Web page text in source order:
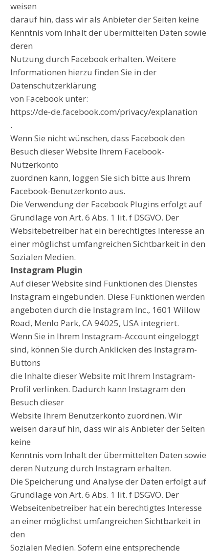
weisen
darauf hin, dass wir als Anbieter der Seiten keine
Kenntnis vom Inhalt der übermittelten Daten sowie
deren
Nutzung durch Facebook erhalten. Weitere
Informationen hierzu finden Sie in der
Datenschutzerklärung
von Facebook unter:
https://de-de.facebook.com/privacy/explanation
.
Wenn Sie nicht wünschen, dass Facebook den
Besuch dieser Website Ihrem Facebook-
Nutzerkonto
zuordnen kann, loggen Sie sich bitte aus Ihrem
Facebook-Benutzerkonto aus.
Die Verwendung der Facebook Plugins erfolgt auf
Grundlage von Art. 6 Abs. 1 lit. f DSGVO. Der
Websitebetreiber hat ein berechtigtes Interesse an
einer möglichst umfangreichen Sichtbarkeit in den
Sozialen Medien.
Instagram Plugin
Auf dieser Website sind Funktionen des Dienstes
Instagram eingebunden. Diese Funktionen werden
angeboten durch die Instagram Inc., 1601 Willow
Road, Menlo Park, CA 94025, USA integriert.
Wenn Sie in Ihrem Instagram-Account eingeloggt
sind, können Sie durch Anklicken des Instagram-
Buttons
die Inhalte dieser Website mit Ihrem Instagram-
Profil verlinken. Dadurch kann Instagram den
Besuch dieser
Website Ihrem Benutzerkonto zuordnen. Wir
weisen darauf hin, dass wir als Anbieter der Seiten
keine
Kenntnis vom Inhalt der übermittelten Daten sowie
deren Nutzung durch Instagram erhalten.
Die Speicherung und Analyse der Daten erfolgt auf
Grundlage von Art. 6 Abs. 1 lit. f DSGVO. Der
Webseitenbetreiber hat ein berechtigtes Interesse
an einer möglichst umfangreichen Sichtbarkeit in
den
Sozialen Medien. Sofern eine entsprechende